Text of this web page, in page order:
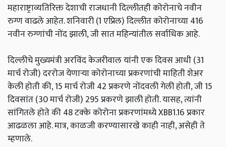
महाराष्ट्राव्यतिरिक्त देशाची राजधानी दिल्लीतही कोरोनाचे नवीन
रुग्ण वाढले आहेत. शनिवारी (1 एप्रिल) दिल्लीत कोरोनाच्या 416
नवीन रुग्णांची नोंद झाली, जी सात महिन्यांतील सर्वाधिक आहे.
दिल्लीचे मुख्यमंत्री अरविंद केजरीवाल यांनी एक दिवस आधी (31
मार्च रोजी) दररोज येणाऱ्या कोरोनाच्या प्रकरणांची माहिती शेअर
केली होती की, 15 मार्च रोजी 42 प्रकरणे नोंदवली गेली होती, जी 15
दिवसांत (30 मार्च रोजी) 295 प्रकरणे झाली होती. यासह, त्यांनी
सांगितले होते की 48 टक्के कोरोना प्रकरणांमध्ये XBB1.16 प्रकार
आढळला आहे. मात्र, काळजी करण्यासारखे काही नाही, असेही ते
म्हणाले.